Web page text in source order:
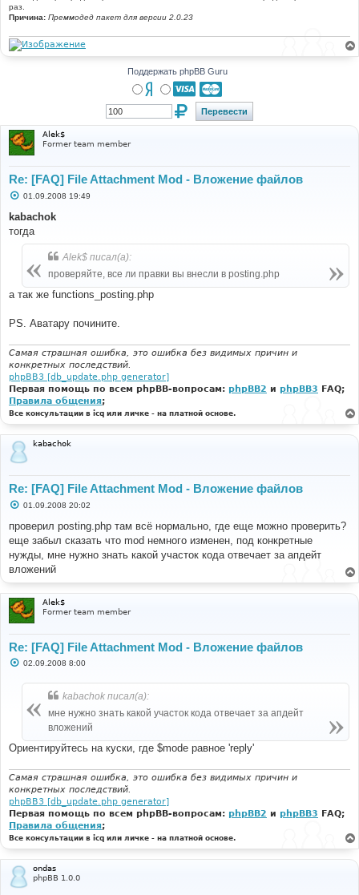
раз.
Причина: Преммодед пакет для версии 2.0.23
Поддержать phpBB Guru
Alek$
Former team member
Re: [FAQ] File Attachment Mod - Вложение файлов
С
о
б
щ
01.09.2008 19:49
kabachok
тогда
Alek$ писал(а):
проверяйте, все ли правки вы внесли в posting.php
а так же functions_posting.php
PS. Аватару почините.
Самая страшная ошибка, это ошибка без видимых причин и
конкретных последствий.
phpBB3 [db_update.php generator]
Первая помощь по всем phpBB-вопросам: phpBB2 и phpBB3 FAQ;
Правила общения;
Все консультации в icq или личке - на платной основе.
kabachok
Re: [FAQ] File Attachment Mod - Вложение файлов
С
о
б
щ
е
н
и
01.09.2008 20:02
проверил posting.php там всё нормально, где еще можно проверить?
еще забыл сказать что mod немного изменен, под конкретные
нужды, мне нужно знать какой участок кода отвечает за апдейт
вложений
Alek$
Former team member
Re: [FAQ] File Attachment Mod - Вложение файлов
С
е
02.09.2008 8:00
kabachok писал(а):
мне нужно знать какой участок кода отвечает за апдейт
вложений
Ориентируйтесь на куски, где $mode равное 'reply'
Самая страшная ошибка, это ошибка без видимых причин и
конкретных последствий.
phpBB3 [db_update.php generator]
Первая помощь по всем phpBB-вопросам: phpBB2 и phpBB3 FAQ;
Правила общения;
Все консультации в icq или личке - на платной основе.
ondas
phpBB 1.0.0